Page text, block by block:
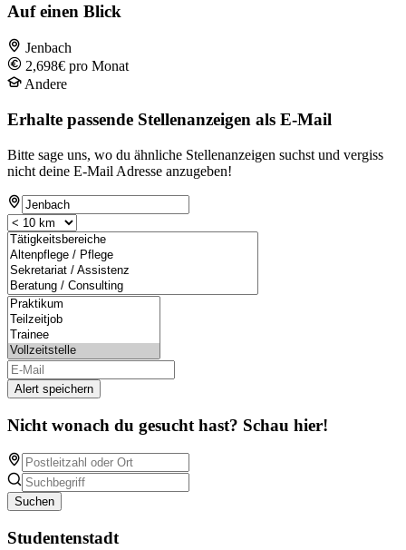
Auf einen Blick
Jenbach
2,698€ pro Monat
Andere
Erhalte passende Stellenanzeigen als E-Mail
Bitte sage uns, wo du ähnliche Stellenanzeigen suchst und vergiss
nicht deine E-Mail Adresse anzugeben!
Alert speichern
Nicht wonach du gesucht hast? Schau hier!
Suchen
Studentenstadt